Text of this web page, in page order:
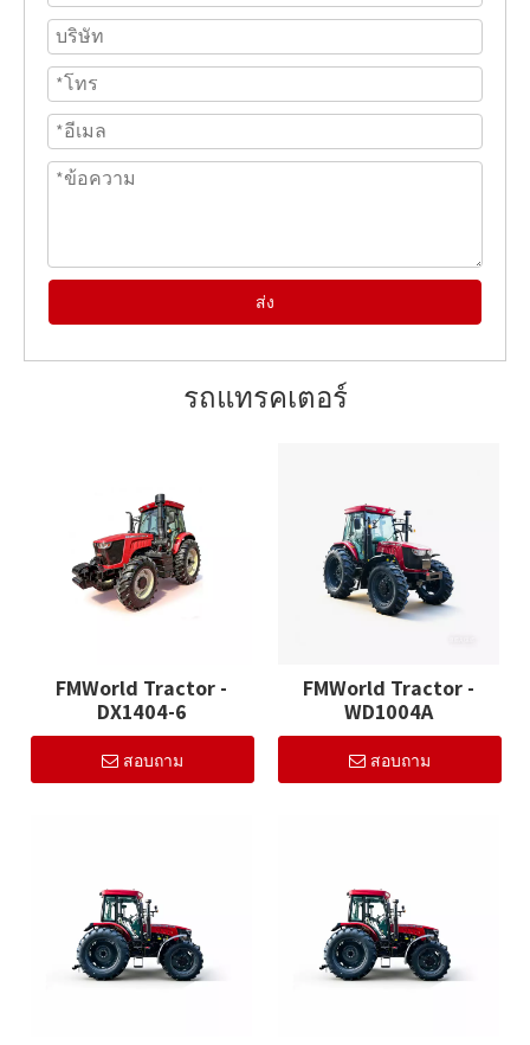
ส่ง
รถแทรคเตอร์
FMWorld Tractor -
DX1404-6
สอบถาม
FMWorld Tractor -
WD1004A
สอบถาม